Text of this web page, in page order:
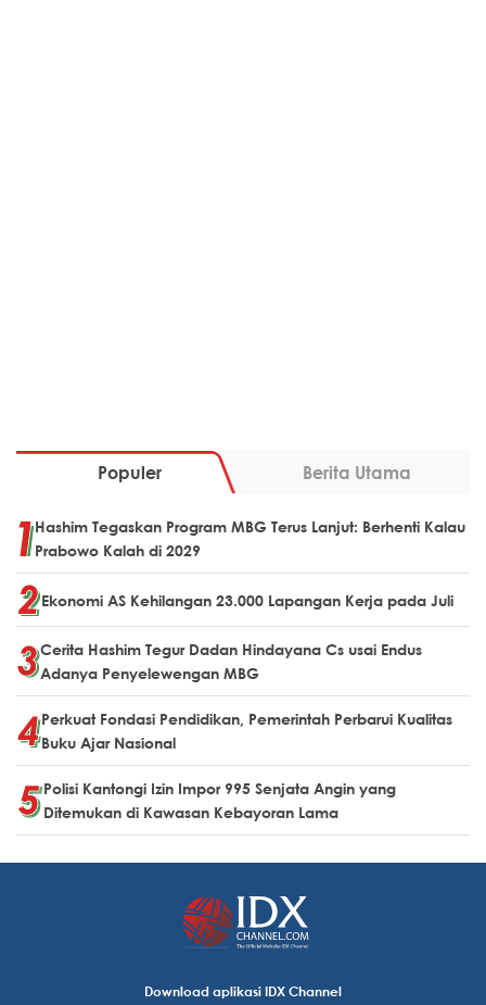
Populer Berita Utama
Hashim Tegaskan Program MBG Terus Lanjut: Berhenti Kalau
Prabowo Kalah di 2029
Ekonomi AS Kehilangan 23.000 Lapangan Kerja pada Juli
Cerita Hashim Tegur Dadan Hindayana Cs usai Endus
Adanya Penyelewengan MBG
Perkuat Fondasi Pendidikan, Pemerintah Perbarui Kualitas
Buku Ajar Nasional
Polisi Kantongi Izin Impor 995 Senjata Angin yang
Ditemukan di Kawasan Kebayoran Lama
Download aplikasi IDX Channel